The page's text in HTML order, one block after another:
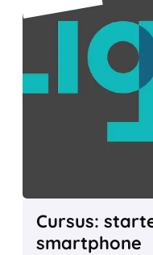
Cursus:
smartphone